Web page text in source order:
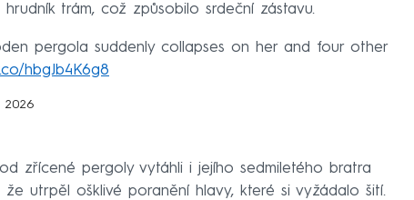
trám, což způsobilo srdeční zástavu.
pergola suddenly collapses on her and four other
hbgJb4K6g8
2026
zřícené pergoly vytáhli i jejího sedmiletého bratra
že utrpěl ošklivé poranění hlavy, které si vyžádalo šití.